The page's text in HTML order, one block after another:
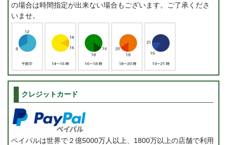
の場合は時間指定が出来ない場合もございます。ご了承くださ
いませ。
クレジットカード
ペイパルは世界で２億5000万人以上、1800万以上の店舗で利用